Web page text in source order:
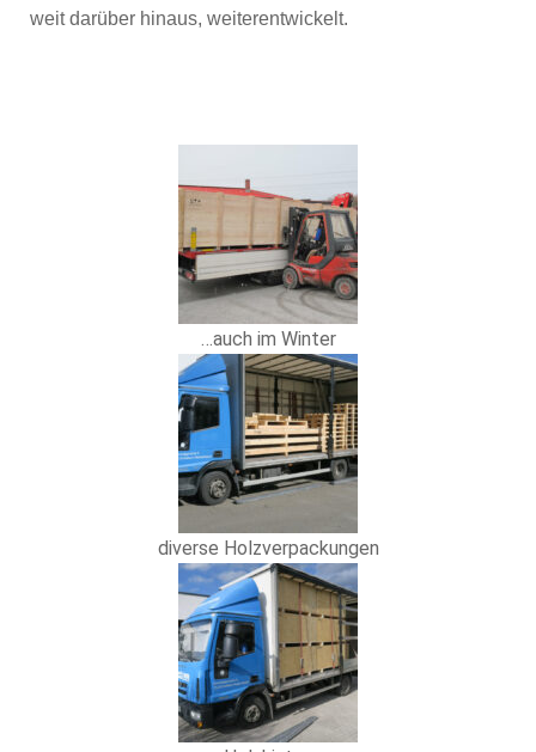
weit darüber hinaus, weiterentwickelt.
…auch im Winter
diverse Holzverpackungen